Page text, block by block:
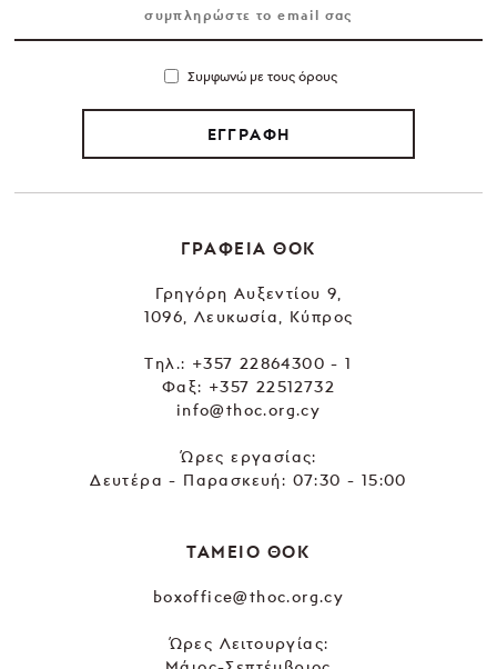
Συμφωνώ με τους όρους
ΕΓΓΡΑΦΗ
ΓΡΑΦΕΙΑ ΘΟΚ
Γρηγόρη Αυξεντίου 9,
1096, Λευκωσία, Κύπρος
Tηλ.: +357 22864300 - 1
Φαξ: +357 22512732
info@thoc.org.cy
Ώρες εργασίας:
Δευτέρα - Παρασκευή: 07:30 - 15:00
ΤΑΜΕΙΟ ΘΟΚ
boxoffice@thoc.org.cy
Ώρες Λειτουργίας: